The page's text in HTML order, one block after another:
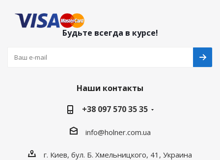
Будьте всегда в курсе!
Наши контакты
+38 097 570 35 35
info@holner.com.ua
г. Киев, бул. Б. Хмельницкого, 41, Украина